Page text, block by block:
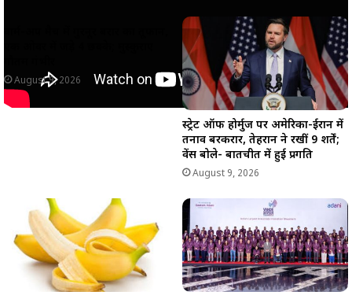
August 9, 2026
स्ट्रेट ऑफ होर्मुज पर अमेरिका-ईरान में
तनाव बरकरार, तेहरान ने रखीं 9 शर्तें;
वेंस बोले- बातचीत में हुई प्रगति
August 9, 2026